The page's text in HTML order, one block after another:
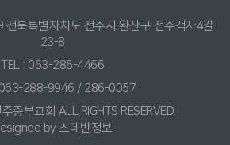
북특별자치도 전주시 완산구 전주객사4길
23-8
TEL : 063-286-4466
063-288-9946 / 286-0057
중부교회 ALL RIGHTS RESERVED.
by스데반정보